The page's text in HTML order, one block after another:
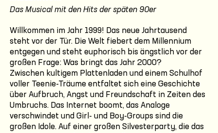
Das Musical mit den Hits der späten 90er
Willkommen im Jahr 1999! Das neue Jahrtausend
steht vor der Tür. Die Welt fiebert dem Millennium
entgegen und steht euphorisch bis ängstlich vor der
großen Frage: Was bringt das Jahr 2000?
Zwischen kultigem Plattenladen und einem Schulhof
voller Teenie-Träume entfaltet sich eine Geschichte
über Aufbruch, Angst und Freundschaft in Zeiten des
Umbruchs. Das Internet boomt, das Analoge
verschwindet und Girl- und Boy-Groups sind die
großen Idole. Auf einer großen Silvesterparty, die das